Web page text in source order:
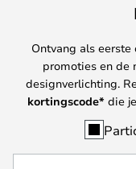
Ontvang als
promoties en de
designverlichting.
kortingscode* die